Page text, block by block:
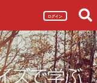
ログイン